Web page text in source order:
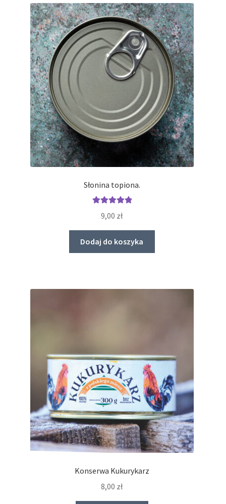
Słonina topiona.
5.00
9,00 zł
Dodaj do koszyka
Konserwa Kukurykarz
8,00 zł